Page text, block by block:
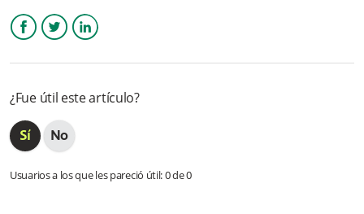
fijo o variable?
¿Por qué me llegan notificaciones al celular?
Más información
¿Fue útil este artículo?
Usuarios a los que les pareció útil: 0 de 0